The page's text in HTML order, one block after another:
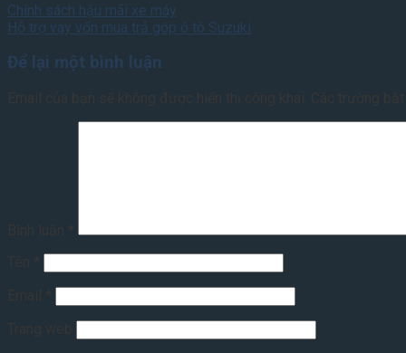
Chính sách hậu mãi xe máy
Hỗ trợ vay vốn mua trả góp ô tô Suzuki
Để lại một bình luận